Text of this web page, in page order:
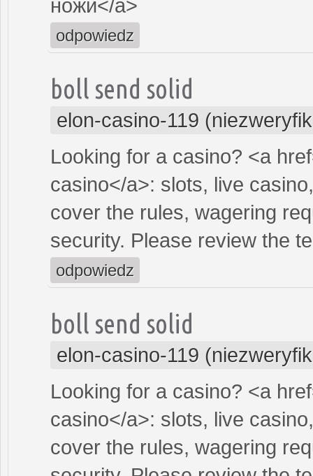
ножи</a>
odpowiedz
boll send solid
elon-casino-119
Looking for a casino? <a
casino</a>: slots, live
cover the rules, wagering
security. Please review the
odpowiedz
boll send solid
elon-casino-119
Looking for a casino? <a
casino</a>: slots, live
cover the rules, wagering